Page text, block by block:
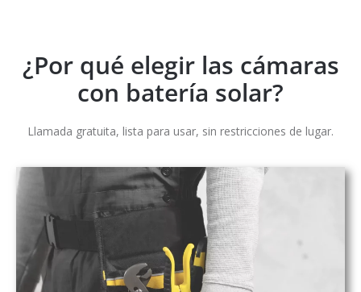
¿Por qué elegir las cámaras
con batería solar?
Llamada gratuita, lista para usar, sin restricciones de lugar.